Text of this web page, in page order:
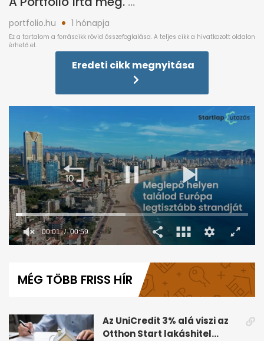
portfolio.hu 1 hónapja
Eredeti cikk megnyitása
59
seconds
MÉG TÖBB FRISS HÍR
Az UniCredit 3% alá viszi az
Otthon Start lakáshitel